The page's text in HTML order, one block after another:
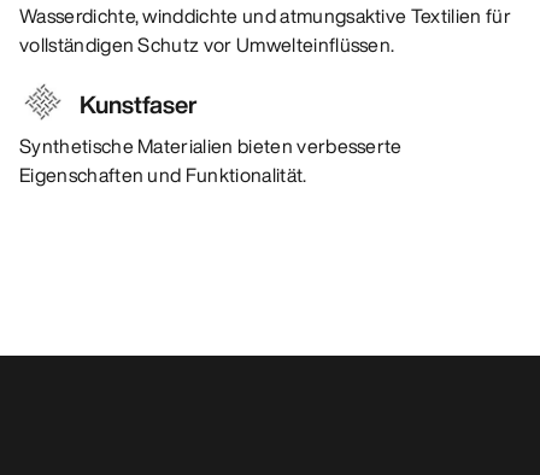
Wasserdichte, winddichte und atmungsaktive Textilien für
vollständigen Schutz vor Umwelteinflüssen.
Kunstfaser
Synthetische Materialien bieten verbesserte
Eigenschaften und Funktionalität.